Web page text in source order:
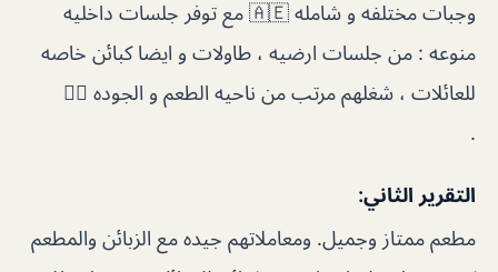
وجبات مختلفه و شامله 🇦🇪 مع توفر جلسات داخليه
منوعه : من جلسات ارضيه ، طاولات و ايضا كبائن خاصه
للعائلات ، شغلهم مرتب من ناحيه الطعم و الجوده 👌🏻
.
التقرير الثاني:
مطعم ممتاز وجميل. ومعاملاتهم جيده مع الزبائن والمطعم